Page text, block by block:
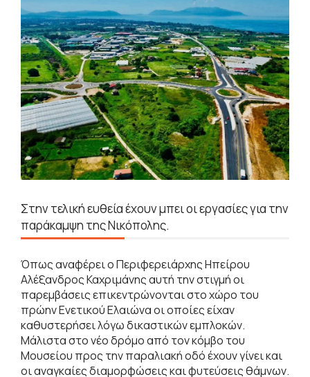
Στην τελική ευθεία έχουν μπει οι εργασίες για την
παράκαμψη της Νικόπολης.
Όπως αναφέρει ο Περιφερειάρχης Ηπείρου
Αλέξανδρος Καχριμάνης αυτή την στιγμή οι
παρεμβάσεις επικεντρώνονται στο χώρο του
πρώην Ενετικού Ελαιώνα οι οποίες είχαν
καθυστερήσει λόγω δικαστικών εμπλοκών.
Μάλιστα στο νέο δρόμο από τον κόμβο του
Μουσείου προς την παραλιακή οδό έχουν γίνει και
οι αναγκαίες διαμορφώσεις και φυτεύσεις θάμνων.